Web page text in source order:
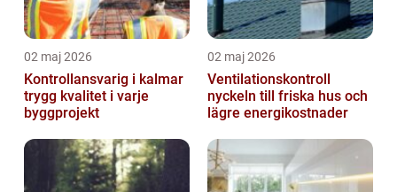
02 maj 2026
Kontrollansvarig i kalmar
trygg kvalitet i varje
byggprojekt
02 maj 2026
Ventilationskontroll
nyckeln till friska hus och
lägre energikostnader